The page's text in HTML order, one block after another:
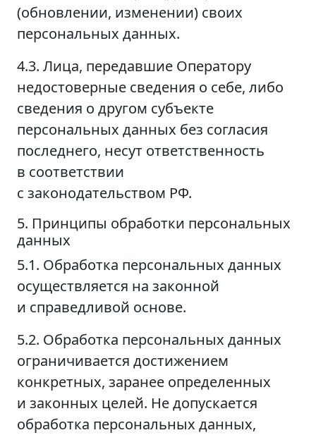
(обновлении, изменении) своих
персональных данных.
4.3. Лица, передавшие Оператору
недостоверные сведения о себе, либо
сведения о другом субъекте
персональных данных без согласия
последнего, несут ответственность
в соответствии
с законодательством РФ.
5. Принципы обработки персональных
данных
5.1. Обработка персональных данных
осуществляется на законной
и справедливой основе.
5.2. Обработка персональных данных
ограничивается достижением
конкретных, заранее определенных
и законных целей. Не допускается
обработка персональных данных,